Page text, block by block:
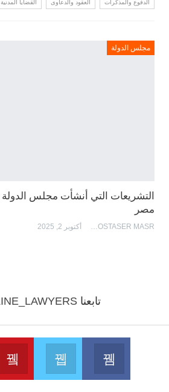
الدفوع والمذكرات العقود والدعاوى القضايا المدنية
مجلس الدولة
التشريعات التي أنشأت مجلس
مصر
MOSTASER MASR أكتوبر 2, 2025
تابعنا
Facebook
Join us on Facebook
Twitter
on Twitter